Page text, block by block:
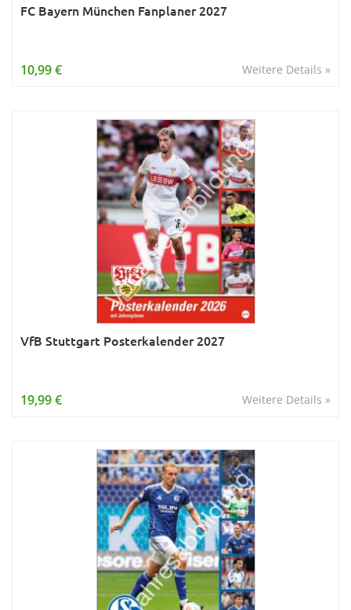
FC Bayern München Fanplaner 2027
Weitere Details »
10,99 €
VfB Stuttgart Posterkalender 2027
Weitere Details »
19,99 €